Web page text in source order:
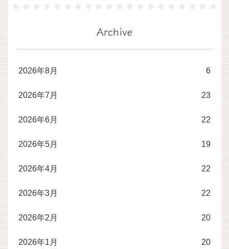
Archive
2026年8月 6
2026年7月 23
2026年6月 22
2026年5月 19
2026年4月 22
2026年3月 22
2026年2月 20
2026年1月 20